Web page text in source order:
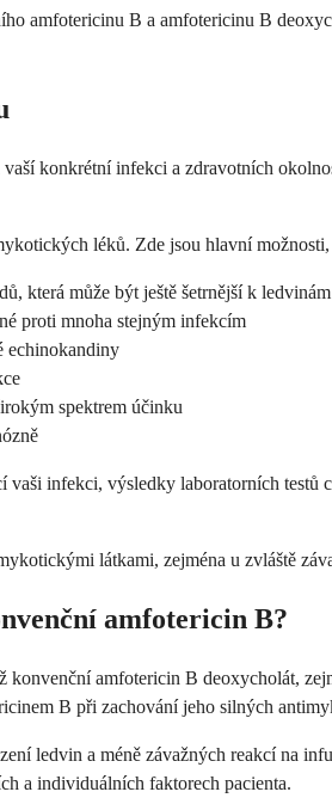
amfotericinu B a amfotericinu B
konkrétní infekci a zdravotních
léků. Zde jsou hlavní
která může být ještě šetrnější k ledvinám
proti mnoha stejným infekcím
echinokandiny
spektrem účinku
infekci, výsledky laboratorních
látkami, zejména u zvláště
amfotericin B?
amfotericin B deoxycholát,
B při zachování jeho silných
ledvin a méně závažných reakcí na
a individuálních faktorech pacienta.